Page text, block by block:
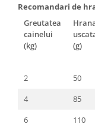
Recomandari de
Greutatea
cainelui
(kg)
(g)
2
50
4
85
6
110